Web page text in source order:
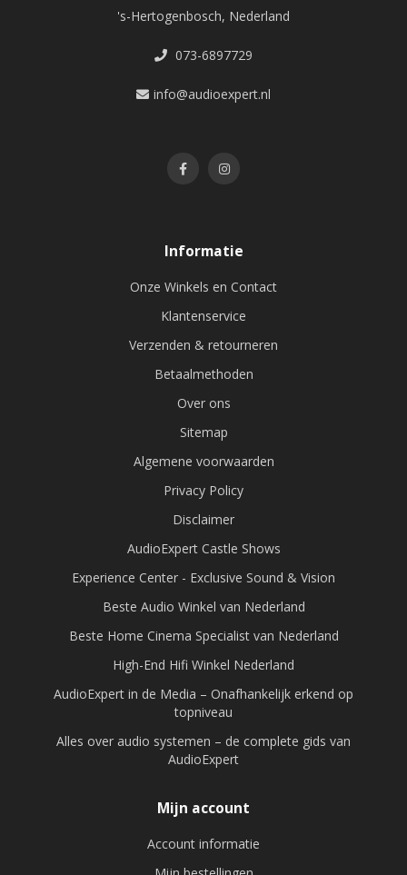
's-Hertogenbosch, Nederland
073-6897729
info@audioexpert.nl
Informatie
Onze Winkels en Contact
Klantenservice
Verzenden & retourneren
Betaalmethoden
Over ons
Sitemap
Algemene voorwaarden
Privacy Policy
Disclaimer
AudioExpert Castle Shows
Experience Center - Exclusive Sound & Vision
Beste Audio Winkel van Nederland
Beste Home Cinema Specialist van Nederland
High-End Hifi Winkel Nederland
AudioExpert in de Media – Onafhankelijk erkend op
topniveau
Alles over audio systemen – de complete gids van
AudioExpert
Mijn account
Account informatie